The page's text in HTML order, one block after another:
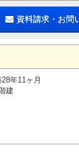
資料請求・お問
28年11ヶ月
建